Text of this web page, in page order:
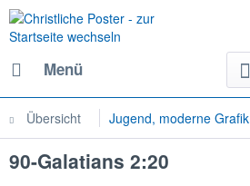
Menü
Übersicht Jugend, moderne Grafik
90-Galatians 2:20